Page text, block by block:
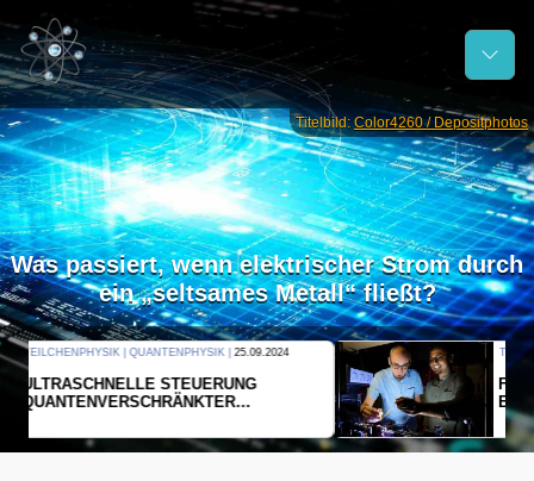
Titelbild: Color4260 / Depositphotos
Was passiert, wenn elektrischer Strom durch
ein „seltsames Metall“ fließt?
THERMODYNAMIK | WELLENLEHRE |23.09.2024
FORSCHER ERZEUGEN
EINDIMENSIONALES GAS AUS LICHT